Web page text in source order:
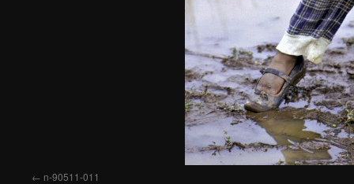
n-90511-011